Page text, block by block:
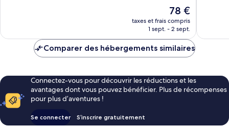
Le
nouveau
prix
de
78 €
taxes et frais compris
1 sept. - 2 sept.
Comparer des hébergements similaires
Connectez-vous pour découvrir les réductions et les
avantages dont vous pouvez bénéficier. Plus de récompenses
pour plus d’aventures !
Se connecter S’inscrire gratuitement